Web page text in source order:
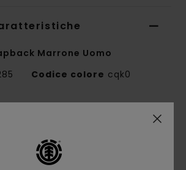
Marrone Uomo
Codice colore cqk0
twill di cotone [180 g/m2]
cappellino da baseball